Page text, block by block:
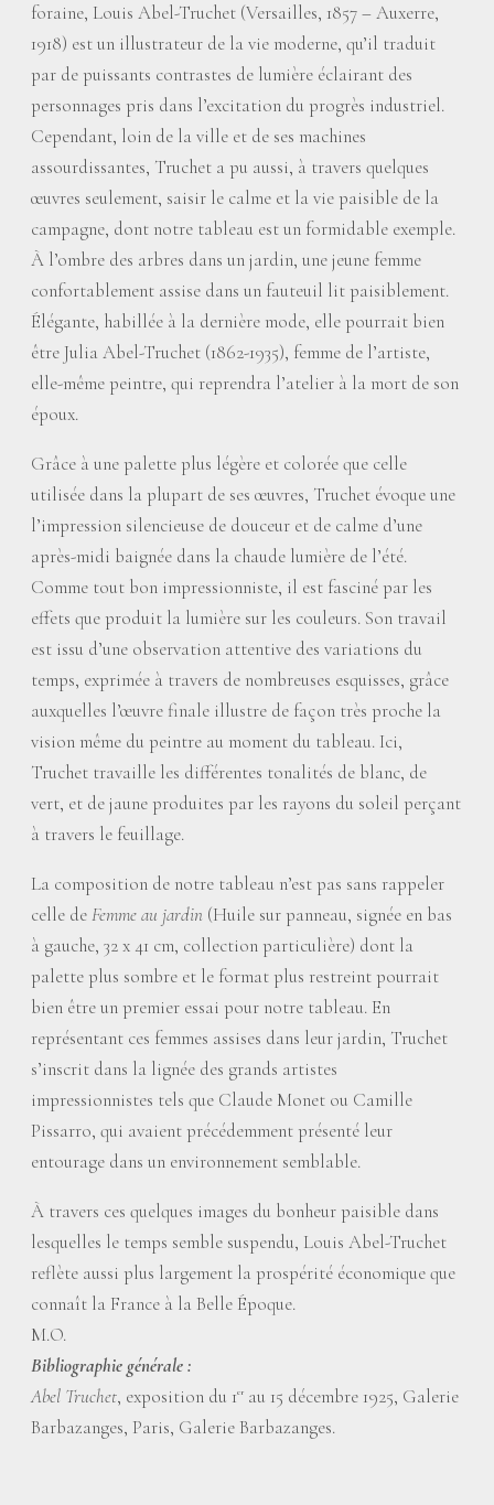
foraine, Louis Abel-Truchet (Versailles, 1857 – Auxerre,
1918) est un illustrateur de la vie moderne, qu’il traduit
par de puissants contrastes de lumière éclairant des
personnages pris dans l’excitation du progrès industriel.
Cependant, loin de la ville et de ses machines
assourdissantes, Truchet a pu aussi, à travers quelques
œuvres seulement, saisir le calme et la vie paisible de la
campagne, dont notre tableau est un formidable exemple.
À l’ombre des arbres dans un jardin, une jeune femme
confortablement assise dans un fauteuil lit paisiblement.
Élégante, habillée à la dernière mode, elle pourrait bien
être Julia Abel-Truchet (1862-1935), femme de l’artiste,
elle-même peintre, qui reprendra l’atelier à la mort de son
époux.
Grâce à une palette plus légère et colorée que celle
utilisée dans la plupart de ses œuvres, Truchet évoque une
l’impression silencieuse de douceur et de calme d’une
après-midi baignée dans la chaude lumière de l’été.
Comme tout bon impressionniste, il est fasciné par les
effets que produit la lumière sur les couleurs. Son travail
est issu d’une observation attentive des variations du
temps, exprimée à travers de nombreuses esquisses, grâce
auxquelles l’œuvre finale illustre de façon très proche la
vision même du peintre au moment du tableau. Ici,
Truchet travaille les différentes tonalités de blanc, de
vert, et de jaune produites par les rayons du soleil perçant
à travers le feuillage.
La composition de notre tableau n’est pas sans rappeler
celle deFemme au jardin (Huile sur panneau, signée en bas
à gauche, 32 x 41 cm, collection particulière) dont la
palette plus sombre et le format plus restreint pourrait
bien être un premier essai pour notre tableau. En
représentant ces femmes assises dans leur jardin, Truchet
s’inscrit dans la lignée des grands artistes
impressionnistes tels que Claude Monet ou Camille
Pissarro, qui avaient précédemment présenté leur
entourage dans un environnement semblable.
À travers ces quelques images du bonheur paisible dans
lesquelles le temps semble suspendu, Louis Abel-Truchet
reflète aussi plus largement la prospérité économique que
connaît la France à la Belle Époque.
M.O.
Bibliographie générale :
Abel Truchet, exposition du 1er au 15 décembre 1925, Galerie
Barbazanges, Paris, Galerie Barbazanges.